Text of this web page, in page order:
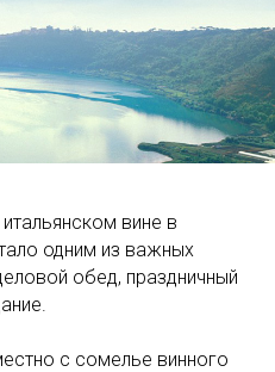
вине в
одним из важных
обед, праздничный
с сомелье винного